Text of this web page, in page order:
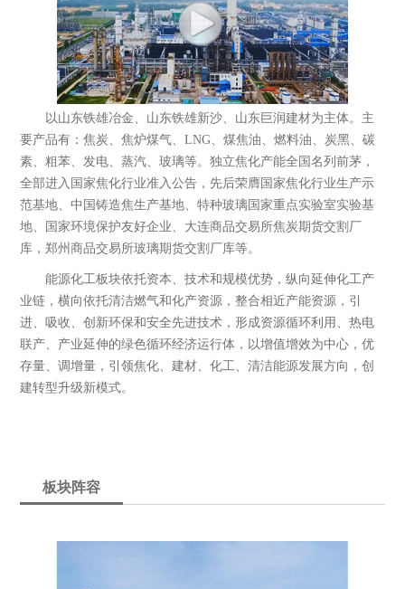
以山东铁雄冶金、山东铁雄新沙、山东巨润建材为主体。主
要产品有：焦炭、焦炉煤气、LNG、煤焦油、燃料油、炭黑、碳
素、粗苯、发电、蒸汽、玻璃等。独立焦化产能全国名列前茅，
全部进入国家焦化行业准入公告，先后荣膺国家焦化行业生产示
范基地、中国铸造焦生产基地、特种玻璃国家重点实验室实验基
地、国家环境保护友好企业、大连商品交易所焦炭期货交割厂
库，郑州商品交易所玻璃期货交割厂库等。
能源化工板块依托资本、技术和规模优势，纵向延伸化工产
业链，横向依托清洁燃气和化产资源，整合相近产能资源，引
进、吸收、创新环保和安全先进技术，形成资源循环利用、热电
联产、产业延伸的绿色循环经济运行体，以增值增效为中心，优
存量、调增量，引领焦化、建材、化工、清洁能源发展方向，创
建转型升级新模式。
板块阵容
山东铁雄冶金科技有限公司